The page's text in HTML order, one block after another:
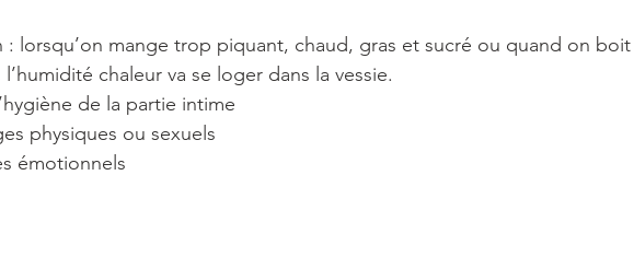
: lorsqu’on mange trop piquant, chaud, gras et sucré ou quand on boit
chaleur va se loger dans la vessie.
de la partie intime
physiques ou sexuels
émotionnels